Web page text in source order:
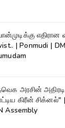
எதிரான
| Ponmudi |
அரசின் அதிரடி
கிரீன்
Assembly